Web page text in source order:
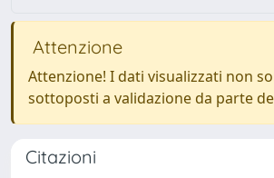
Attenzione
Attenzione! I dati visualizzati non
sottoposti a validazione da parte
Citazioni